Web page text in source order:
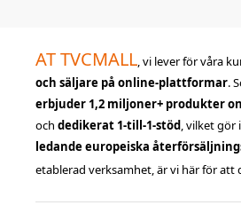
AT TVCMALL, vi lever för våra
och säljare på online-plattformar.
erbjuder 1,2 miljoner+ produkter
och dedikerat 1-till-1-stöd, vilket gör
ledande europeiska
etablerad verksamhet, är vi här för